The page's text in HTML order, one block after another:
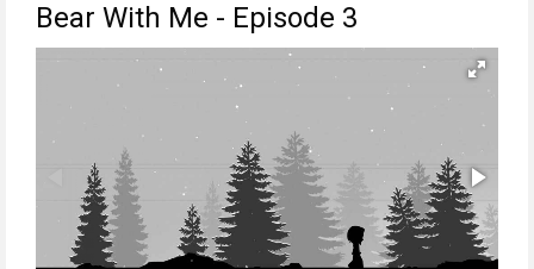
Bear With Me - Episode 3